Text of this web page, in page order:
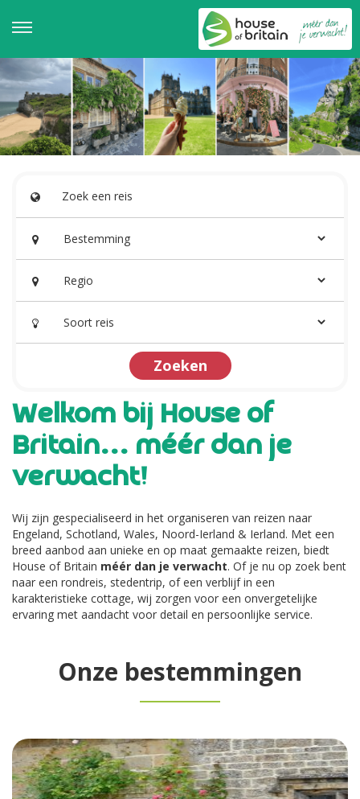
Zoeken
Welkom bij House of
Britain... méér dan je
verwacht!
Wij zijn gespecialiseerd in het organiseren van reizen naar
Engeland, Schotland, Wales, Noord-Ierland & Ierland. Met een
breed aanbod aan unieke en op maat gemaakte reizen, biedt
House of Britain méér dan je verwacht. Of je nu op zoek bent
naar een rondreis, stedentrip, of een verblijf in een
karakteristieke cottage, wij zorgen voor een onvergetelijke
ervaring met aandacht voor detail en persoonlijke service.
Onze bestemmingen